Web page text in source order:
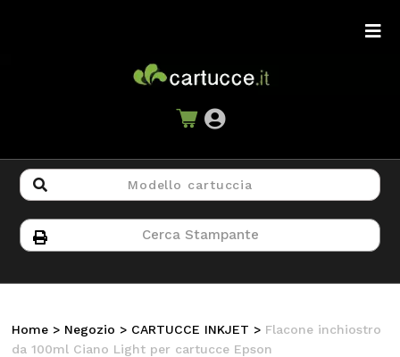
Home > Negozio > CARTUCCE INKJET > Flacone inchiostro
da 100ml Ciano Light per cartucce Epson